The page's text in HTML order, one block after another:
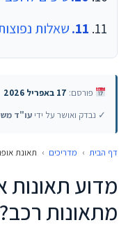
שאלות
פורסם: 17 באפריל 2026
✓ נבדק ואושר על ידי עו"ד
דף הבית › מדריכים › תאונת
מדוע תאונות
מתאונות רכב?